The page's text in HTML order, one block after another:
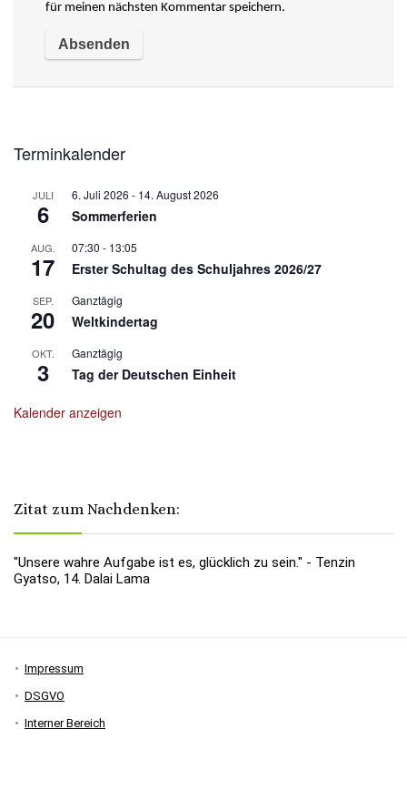
für meinen nächsten Kommentar speichern.
Terminkalender
JULI
6
6. Juli 2026 - 14. August 2026
Sommerferien
AUG.
17
07:30 - 13:05
Erster Schultag des Schuljahres 2026/27
SEP.
20
Ganztägig
Weltkindertag
OKT.
3
Ganztägig
Tag der Deutschen Einheit
Kalender anzeigen
Zitat zum Nachdenken:
"Unsere wahre Aufgabe ist es, glücklich zu sein." - Tenzin
Gyatso, 14. Dalai Lama
Impressum
DSGVO
Interner Bereich